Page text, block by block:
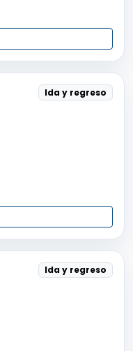
Ida y regreso
Ida y regreso